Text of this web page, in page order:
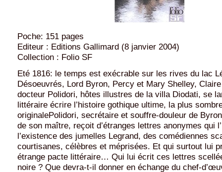
Poche: 151 pages
Editeur : Editions Gallimard (8 janvier 2004)
Collection : Folio SF
Eté 1816: le temps est exécrable sur les rives du lac
Désoeuvrés, Lord Byron, Percy et Mary Shelley,
docteur Polidori, hôtes illustres de la villa Diodati, se
littéraire écrire l’histoire gothique ultime, la plus
originalePolidori, secrétaire et souffre-douleur de
de son maître, reçoit d’étranges lettres anonymes qui
l’existence des jumelles Legrand, des comédiennes
courtisanes, célèbres et méprisées. Et qui surtout lui
étrange pacte littéraire… Qui lui écrit ces lettres
noire ? Que devra-t-il donner en échange du chef-